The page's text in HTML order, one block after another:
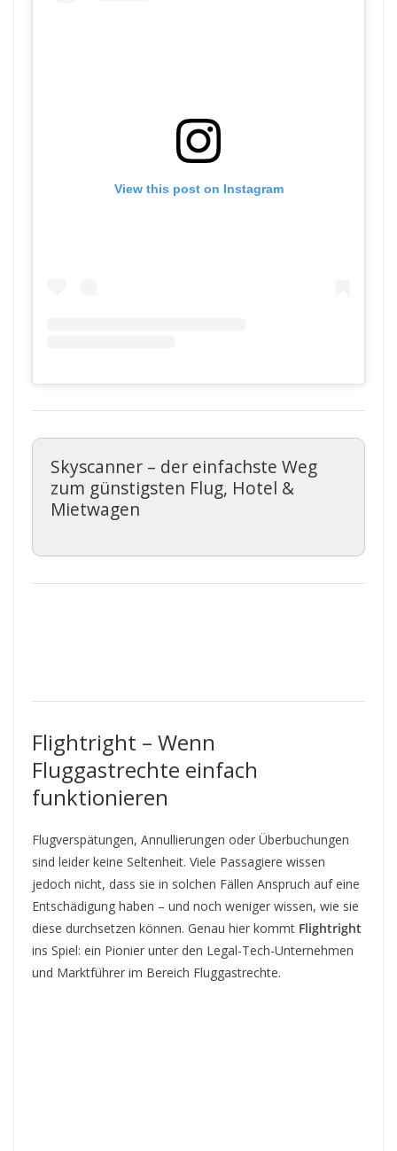
View this post on Instagram
Skyscanner – der einfachste Weg
zum günstigsten Flug, Hotel &
Mietwagen
Flightright – Wenn
Fluggastrechte einfach
funktionieren
Flugverspätungen, Annullierungen oder Überbuchungen
sind leider keine Seltenheit. Viele Passagiere wissen
jedoch nicht, dass sie in solchen Fällen Anspruch auf eine
Entschädigung haben – und noch weniger wissen, wie sie
diese durchsetzen können. Genau hier kommt Flightright
ins Spiel: ein Pionier unter den Legal-Tech-Unternehmen
und Marktführer im Bereich Fluggastrechte.